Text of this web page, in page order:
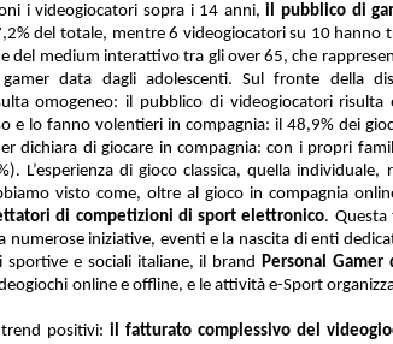
i videogiocatori sopra i 14 anni, il pubblico di
del totale, mentre 6 videogiocatori su 10 hanno
del medium interattivo tra gli over 65, che
data dagli adolescenti. Sul fronte della
omogeneo: il pubblico di videogiocatori
e lo fanno volentieri in compagnia: il 48,9% dei
dichiara di giocare in compagnia: con i propri
L’esperienza di gioco classica, quella individuale,
visto come, oltre al gioco in compagnia
di competizioni di sport elettronico.
numerose iniziative, eventi e la nascita di enti
sportive e sociali italiane, il brandPersonal Gamer
online e offline, e le attività e-Sport
positivi: il fatturato complessivo del